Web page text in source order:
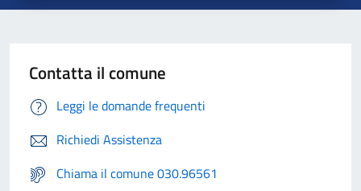
Contatta il comune
Leggi le domande frequenti
Richiedi Assistenza
Chiama il comune 030.96561